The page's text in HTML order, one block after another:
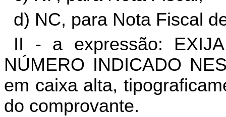
d) NC, para Nota Fiscal
II - a expressão:
NÚMERO INDICADO
em caixa alta,
do comprovante.